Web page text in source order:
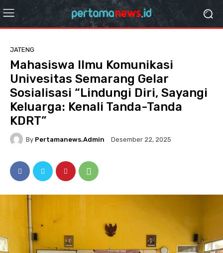
JATENG
Mahasiswa Ilmu Komunikasi
Univesitas Semarang Gelar
Sosialisasi “Lindungi Diri, Sayangi
Keluarga: Kenali Tanda-Tanda
KDRT”
By Pertamanews.admin Desember 22, 2025